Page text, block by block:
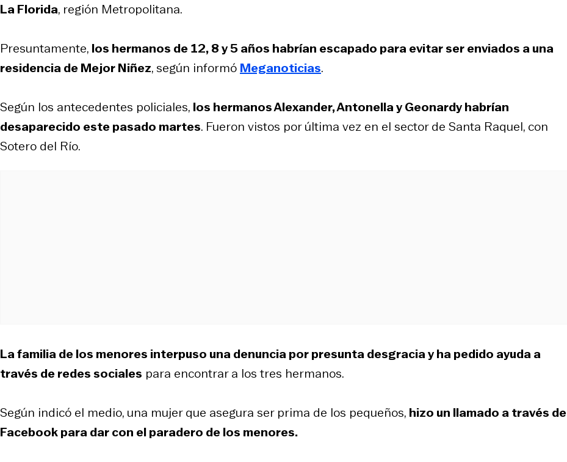
La Florida, región Metropolitana.
Presuntamente, los hermanos de 12, 8 y 5 años habrían escapado para evitar ser enviados a una
residencia de Mejor Niñez, según informó Meganoticias.
Según los antecedentes policiales, los hermanos Alexander, Antonella y Geonardy habrían
desaparecido este pasado martes. Fueron vistos por última vez en el sector de Santa Raquel, con
Sotero del Río.
La familia de los menores interpuso una denuncia por presunta desgracia y ha pedido ayuda a
través de redes sociales para encontrar a los tres hermanos.
Según indicó el medio, una mujer que asegura ser prima de los pequeños, hizo un llamado a través de
Facebook para dar con el paradero de los menores.